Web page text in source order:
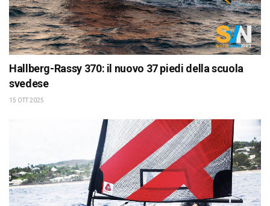
Hallberg-Rassy 370: il nuovo 37 piedi della scuola
svedese
15 OTT 2025